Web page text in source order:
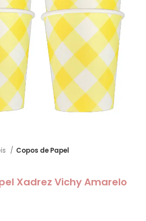
Copos de Papel
Xadrez Vichy Amarelo